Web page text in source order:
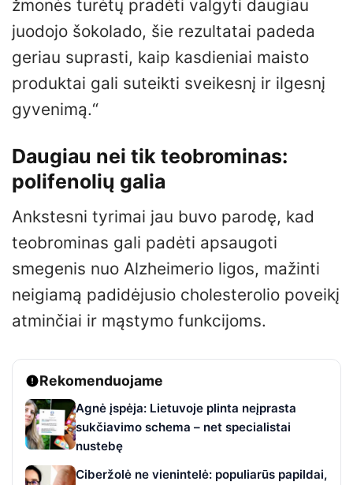
žmonės turėtų pradėti valgyti daugiau
juodojo šokolado, šie rezultatai padeda
geriau suprasti, kaip kasdieniai maisto
produktai gali suteikti sveikesnį ir ilgesnį
gyvenimą.“
Daugiau nei tik teobrominas:
polifenolių galia
Ankstesni tyrimai jau buvo parodę, kad
teobrominas gali padėti apsaugoti
smegenis nuo Alzheimerio ligos, mažinti
neigiamą padidėjusio cholesterolio poveikį
atminčiai ir mąstymo funkcijoms.
Rekomenduojame
Agnė įspėja: Lietuvoje plinta neįprasta
sukčiavimo schema – net specialistai
nustebę
Ciberžolė ne vienintelė: populiarūs papildai,